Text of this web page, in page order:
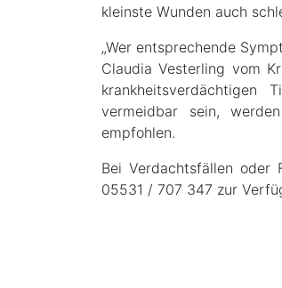
kleinste Wunden auch
„Wer entsprechende
Claudia Vesterling vom
vermeidbar sein,
empfohlen.
Bei Verdachtsfällen oder
05531 / 707 347 zur